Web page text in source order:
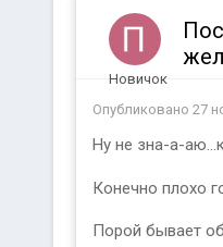
Новичок
Опубликовано 27
Ну не зна-а-
Конечно плохо
Порой бывает